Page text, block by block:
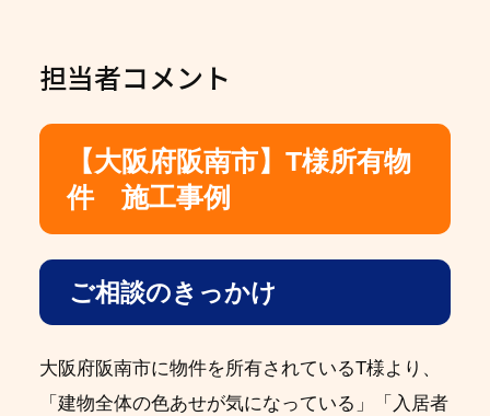
担当者コメント
【大阪府阪南市】T様所有物
件 施工事例
ご相談のきっかけ
大阪府阪南市に物件を所有されているT様より、
「建物全体の色あせが気になっている」「入居者